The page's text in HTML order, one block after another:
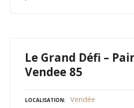
Le Grand Défi –
Vendee 85
LOCALISATION Vendée